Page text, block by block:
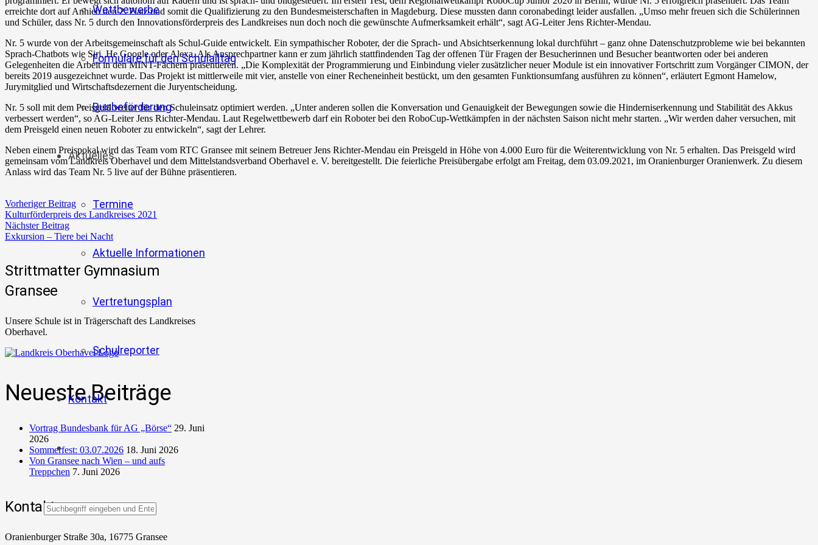
Wettbewerbe
Formulare für den Schulalltag
Busbeförderung
Aktuelles
Termine
Aktuelle Informationen
Vertretungsplan
Schulreporter
Kontakt
erreichte dort auf Anhieb den 2. Platz und somit die Qualifizierung zu den Bundesmeisterschaften in Magdeburg. Diese mussten dann coronabedingt leider ausfallen. „Umso mehr freuen sich die Schülerinnen
und Schüler, dass Nr. 5 durch den Innovationsförderpreis des Landkreises nun doch noch die gewünschte Aufmerksamkeit erhält“, sagt AG-Leiter Jens Richter-Mendau.
Nr. 5 wurde von der Arbeitsgemeinschaft als Schul-Guide entwickelt. Ein sympathischer Roboter, der die Sprach- und Absichtserkennung lokal durchführt – ganz ohne Datenschutzprobleme wie bei bekannten
Sprach-Chatbots wie Siri, He Google oder Alexa. Als Ansprechpartner kann er zum jährlich stattfindenden Tag der offenen Tür Fragen der Besucherinnen und Besucher beantworten oder bei anderen
Gelegenheiten die Arbeit in den MINT-Fächern präsentieren. „Die Komplexität der Programmierung und Einbindung vieler zusätzlicher neuer Module ist ein innovativer Fortschritt zum Vorgänger CIMON, der
bereits 2019 ausgezeichnet wurde. Das Projekt ist mittlerweile mit vier, anstelle von einer Recheneinheit bestückt, um den gesamten Funktionsumfang ausführen zu können“, erläutert Egmont Hamelow,
Jurymitglied und Wirtschaftsdezernent die Juryentscheidung.
Nr. 5 soll mit dem Preisgeld weiter für den Schuleinsatz optimiert werden. „Unter anderen sollen die Konversation und Genauigkeit der Bewegungen sowie die Hinderniserkennung und Stabilität des Akkus
verbessert werden“, so AG-Leiter Jens Richter-Mendau. Laut Regelwettbewerb darf ein Roboter bei den RoboCup-Wettkämpfen in der nächsten Saison nicht mehr starten. „Wir werden daher versuchen, mit
dem Preisgeld einen neuen Roboter zu entwickeln“, sagt der Lehrer.
Neben einem Preispokal wird das Team vom RTC Gransee mit seinem Betreuer Jens Richter-Mendau ein Preisgeld in Höhe von 4.000 Euro für die Weiterentwicklung von Nr. 5 erhalten. Das Preisgeld wird
gemeinsam vom Landkreis Oberhavel und dem Mittelstandsverband Oberhavel e. V. bereitgestellt. Die feierliche Preisübergabe erfolgt am Freitag, dem 03.09.2021, im Oranienburger Oranienwerk. Zu diesem
Anlass wird das Team Nr. 5 live auf der Bühne präsentieren.
Vorheriger Beitrag
Kulturförderpreis des Landkreises 2021
Nächster Beitrag
Exkursion – Tiere bei Nacht
Strittmatter Gymnasium
Gransee
Unsere Schule ist in Trägerschaft des Landkreises
Oberhavel.
Neueste Beiträge
Vortrag Bundesbank für AG „Börse“ 29. Juni
2026
Sommerfest: 03.07.2026 18. Juni 2026
Von Gransee nach Wien – und aufs
Treppchen 7. Juni 2026
Kontakt
Oranienburger Straße 30a, 16775 Gransee